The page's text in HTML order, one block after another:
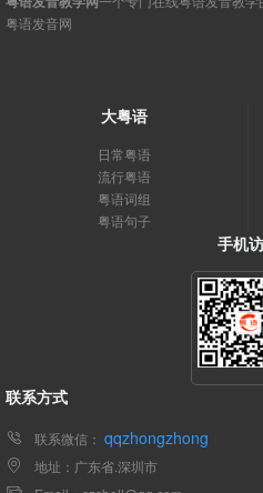
粤语发音网
大粤语
日常粤语
流行粤语
粤语词组
粤语句子
手机
联系方式
联系微信： qqzhongzhong
地址：广东省.深圳市